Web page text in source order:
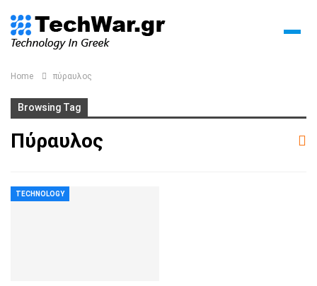
Home πύραυλος
Browsing Tag
Πύραυλος
TECHNOLOGY